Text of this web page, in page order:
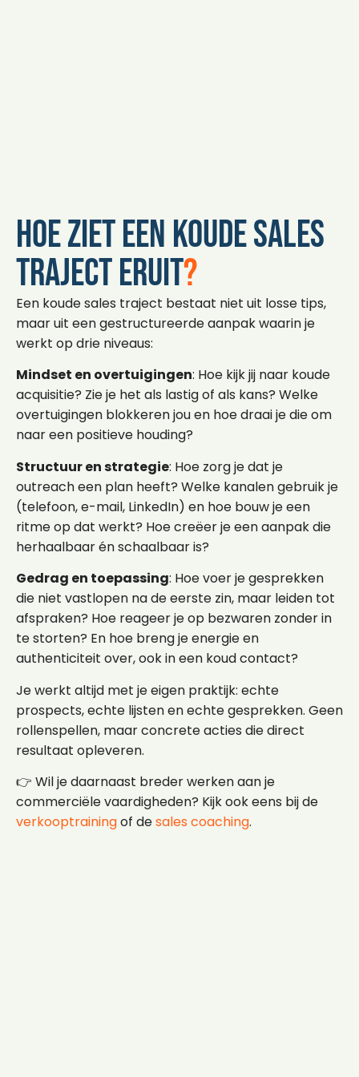
Hoe ziet een koude sales
traject eruit?
Een koude sales traject bestaat niet uit losse tips,
maar uit een gestructureerde aanpak waarin je
werkt op drie niveaus:
Mindset en overtuigingen: Hoe kijk jij naar koude
acquisitie? Zie je het als lastig of als kans? Welke
overtuigingen blokkeren jou en hoe draai je die om
naar een positieve houding?
Structuur en strategie: Hoe zorg je dat je
outreach een plan heeft? Welke kanalen gebruik je
(telefoon, e-mail, LinkedIn) en hoe bouw je een
ritme op dat werkt? Hoe creëer je een aanpak die
herhaalbaar én schaalbaar is?
Gedrag en toepassing: Hoe voer je gesprekken
die niet vastlopen na de eerste zin, maar leiden tot
afspraken? Hoe reageer je op bezwaren zonder in
te storten? En hoe breng je energie en
authenticiteit over, ook in een koud contact?
Je werkt altijd met je eigen praktijk: echte
prospects, echte lijsten en echte gesprekken. Geen
rollenspellen, maar concrete acties die direct
resultaat opleveren.
👉 Wil je daarnaast breder werken aan je
commerciële vaardigheden? Kijk ook eens bij de
verkooptrainingof desales coaching.